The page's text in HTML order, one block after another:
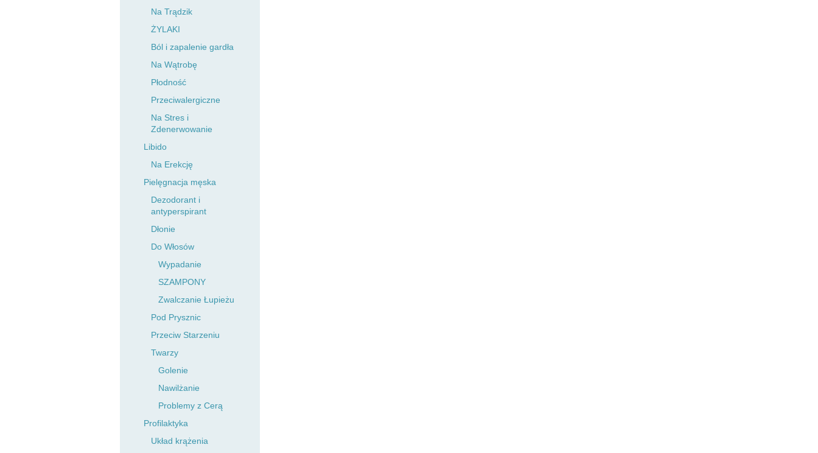
Na Trądzik
ŻYLAKI
Ból i zapalenie gardła
Na Wątrobę
Płodność
Przeciwalergiczne
Na Stres i
Zdenerwowanie
Libido
Na Erekcję
Pielęgnacja męska
Dezodorant i
antyperspirant
Dłonie
Do Włosów
Wypadanie
SZAMPONY
Zwalczanie Łupieżu
Pod Prysznic
Przeciw Starzeniu
Twarzy
Golenie
Nawilżanie
Problemy z Cerą
Profilaktyka
Układ krążenia